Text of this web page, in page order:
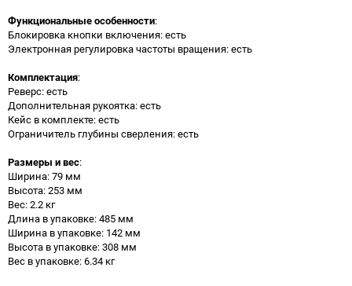
Функциональные особенности:
Блокировка кнопки включения: есть
Электронная регулировка частоты вращения: есть
Комплектация:
Реверс: есть
Дополнительная рукоятка: есть
Кейс в комплекте: есть
Ограничитель глубины сверления: есть
Размеры и вес:
Ширина: 79 мм
Высота: 253 мм
Вес: 2.2 кг
Длина в упаковке: 485 мм
Ширина в упаковке: 142 мм
Высота в упаковке: 308 мм
Вес в упаковке: 6.34 кг